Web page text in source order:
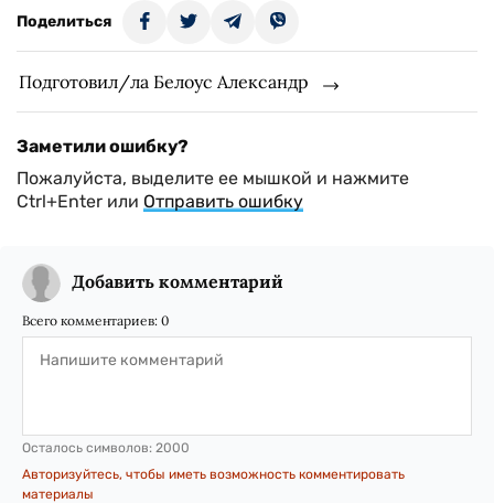
Поделиться
Подготовил/ла Белоус Александр
Заметили ошибку?
Пожалуйста, выделите ее мышкой и нажмите
Ctrl+Enter или Отправить ошибку
Добавить комментарий
Всего комментариев: 0
Осталось символов: 2000
Авторизуйтесь, чтобы иметь возможность комментировать
материалы